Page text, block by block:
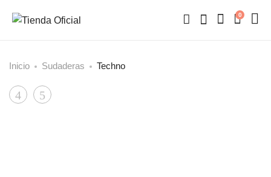
0
Inicio Sudaderas Techno
Product
OnlyTechno